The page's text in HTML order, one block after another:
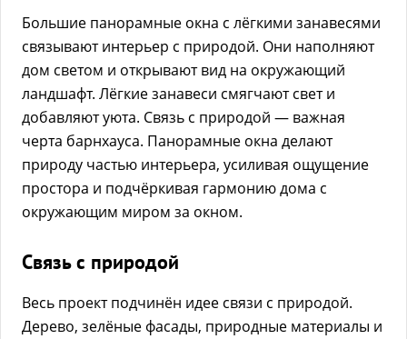
Большие панорамные окна с лёгкими занавесями
связывают интерьер с природой. Они наполняют
дом светом и открывают вид на окружающий
ландшафт. Лёгкие занавеси смягчают свет и
добавляют уюта. Связь с природой — важная
черта барнхауса. Панорамные окна делают
природу частью интерьера, усиливая ощущение
простора и подчёркивая гармонию дома с
окружающим миром за окном.
Связь с природой
Весь проект подчинён идее связи с природой.
Дерево, зелёные фасады, природные материалы и